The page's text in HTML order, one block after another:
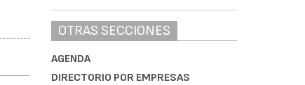
OTRAS SECCIONES
AGENDA
DIRECTORIO POR EMPRESAS